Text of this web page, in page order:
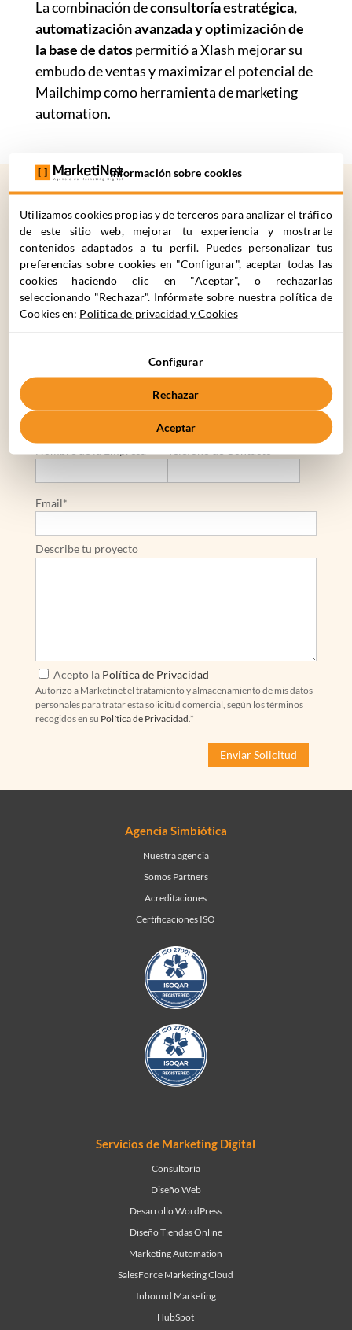
La combinación deconsultoría estratégica,
automatización avanzaday optimización de
la base de datospermitió a Xlash mejorar su
embudo de ventas y maximizar el potencial de
Mailchimp como herramienta de marketing
automation.
¿CÓMOPODEMOS
AYUDARTE?
C. Cronos 63, 28037 Madrid
Apellidos*
Email*
Describe tu proyecto
Acepto la Política de Privacidad
Autorizo a Marketinet el tratamiento y almacenamiento de mis datos
personales para tratar esta solicitud comercial, según los términos
recogidos en su Política de Privacidad.*
Agencia Simbiótica
Nuestra agencia
Somos Partners
Acreditaciones
Certificaciones ISO
Servicios de Marketing Digital
Consultoría
Diseño Web
Desarrollo WordPress
Diseño Tiendas Online
Marketing Automation
SalesForce Marketing Cloud
Inbound Marketing
HubSpot
Información sobre cookies
Utilizamos cookies propias y de terceros para analizar el tráfico
de este sitio web, mejorar tu experiencia y mostrarte
contenidos adaptados a tu perfil. Puedes personalizar tus
preferencias sobre cookies en "Configurar", aceptar todas las
cookies haciendo clic en "Aceptar", o rechazarlas
seleccionando "Rechazar". Infórmate sobre nuestra política de
Cookies en: Politica de privacidad y Cookies
Configurar
Rechazar
Aceptar